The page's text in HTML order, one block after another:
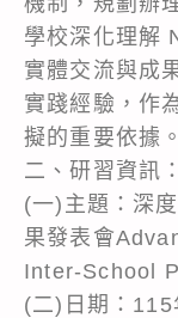
學校深化理解
實體交流與成
實踐經驗，作
擬的重要依據。
二、研習資訊：
(一)主題：深
果發表會
Inter-School
(二)日期：115